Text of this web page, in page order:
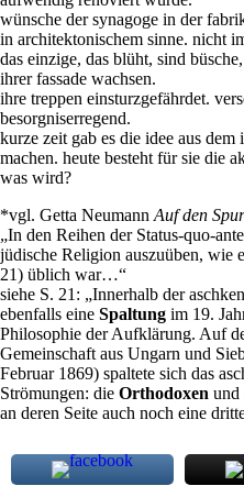
wünsche der synagoge in der
in architektonischem sinne. nicht
das einzige, das blüht, sind
ihrer fassade wachsen.
ihre treppen einsturzgefährdet.
besorgniserregend.
kurze zeit gab es die idee aus
machen. heute besteht für sie die
was wird?
*vgl. Getta NeumannAuf den
„In den Reihen der Status-quo-
jüdische Religion auszuüben, wie
21) üblich war…“
siehe S. 21: „Innerhalb der
ebenfalls eine Spaltung im 19.
Philosophie der Aufklärung. Auf
Gemeinschaft aus Ungarn und
Februar 1869) spaltete sich das
Strömungen: die Orthodoxen und
an deren Seite auch noch eine